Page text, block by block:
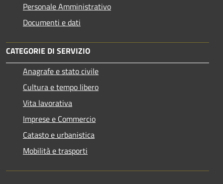
Personale Amministrativo
Documenti e dati
CATEGORIE DI SERVIZIO
Anagrafe e stato civile
Cultura e tempo libero
Vita lavorativa
Imprese e Commercio
Catasto e urbanistica
Mobilità e trasporti